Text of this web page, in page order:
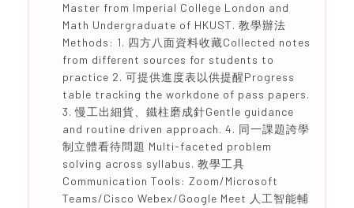
Master from Imperial College London and
Math Undergraduate of HKUST. 教學辦法
Methods: 1. 四方八面資料收藏Collected notes
from different sources for students to
practice 2. 可提供進度表以供提醒Progress
table tracking the workdone of pass papers.
3. 慢工出細貨、鐵柱磨成針Gentle guidance
and routine driven approach. 4. 同一課題誇學
制立體看待問題 Multi-faceted problem
solving across syllabus. 教學工具
Communication Tools: Zoom/Microsoft
Teams/Cisco Webex/Google Meet 人工智能輔